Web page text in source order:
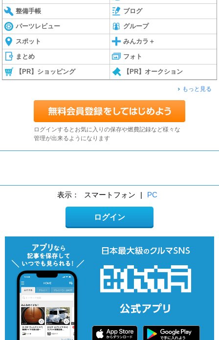
整備手帳 ブログ
パーツレビュー グループ
スポット みんカラ＋
まとめ フォト
【PR】ショッピング 【PR】オークション
もっと見る
ログインするとお気に入りの保存や燃費記録など様々な
管理が出来るようになります
表示： スマートフォン | PC
ログイン